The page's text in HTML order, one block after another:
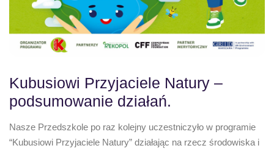
Kubusiowi Przyjaciele Natury –
podsumowanie działań.
Nasze Przedszkole po raz kolejny uczestniczyło w programie
“Kubusiowi Przyjaciele Natury” działając na rzecz środowiska i